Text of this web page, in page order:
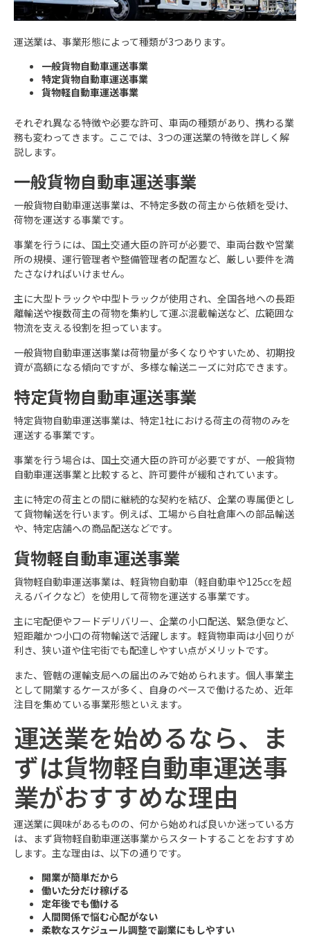
運送業は、事業形態によって種類が3つあります。
一般貨物自動車運送事業
特定貨物自動車運送事業
貨物軽自動車運送事業
それぞれ異なる特徴や必要な許可、車両の種類があり、携わる業
務も変わってきます。ここでは、3つの運送業の特徴を詳しく解
説します。
一般貨物自動車運送事業
一般貨物自動車運送事業は、不特定多数の荷主から依頼を受け、
荷物を運送する事業です。
事業を行うには、国土交通大臣の許可が必要で、車両台数や営業
所の規模、運行管理者や整備管理者の配置など、厳しい要件を満
たさなければいけません。
主に大型トラックや中型トラックが使用され、全国各地への長距
離輸送や複数荷主の荷物を集約して運ぶ混載輸送など、広範囲な
物流を支える役割を担っています。
一般貨物自動車運送事業は荷物量が多くなりやすいため、初期投
資が高額になる傾向ですが、多様な輸送ニーズに対応できます。
特定貨物自動車運送事業
特定貨物自動車運送事業は、特定1社における荷主の荷物のみを
運送する事業です。
事業を行う場合は、国土交通大臣の許可が必要ですが、一般貨物
自動車運送事業と比較すると、許可要件が緩和されています。
主に特定の荷主との間に継続的な契約を結び、企業の専属便とし
て貨物輸送を行います。例えば、工場から自社倉庫への部品輸送
や、特定店舗への商品配送などです。
貨物軽自動車運送事業
貨物軽自動車運送事業は、軽貨物自動車（軽自動車や125㏄を超
えるバイクなど）を使用して荷物を運送する事業です。
主に宅配便やフードデリバリー、企業の小口配送、緊急便など、
短距離かつ小口の荷物輸送で活躍します。軽貨物車両は小回りが
利き、狭い道や住宅街でも配達しやすい点がメリットです。
また、管轄の運輸支局への届出のみで始められます。個人事業主
として開業するケースが多く、自身のペースで働けるため、近年
注目を集めている事業形態といえます。
運送業を始めるなら、ま
ずは貨物軽自動車運送事
業がおすすめな理由
運送業に興味があるものの、何から始めれば良いか迷っている方
は、まず貨物軽自動車運送事業からスタートすることをおすすめ
します。主な理由は、以下の通りです。
開業が簡単だから
働いた分だけ稼げる
定年後でも働ける
人間関係で悩む心配がない
柔軟なスケジュール調整で副業にもしやすい